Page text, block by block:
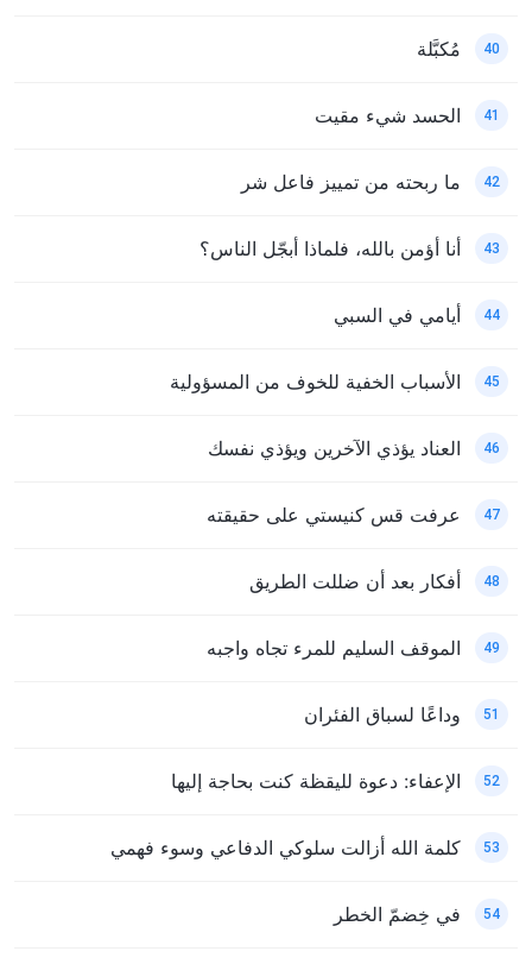
40 مُكبَّلة
41 الحسد شيء مقيت
42 ما ربحته من تمييز فاعل شر
43 أنا أؤمن بالله، فلماذا أبجّل الناس؟
44 أيامي في السبي
45 الأسباب الخفية للخوف من المسؤولية
46 العناد يؤذي الآخرين ويؤذي نفسك
47 عرفت قس كنيستي على حقيقته
48 أفكار بعد أن ضللت الطريق
49 الموقف السليم للمرء تجاه واجبه
51 وداعًا لسباق الفئران
52 الإعفاء: دعوة لليقظة كنت بحاجة إليها
53 كلمة الله أزالت سلوكي الدفاعي وسوء فهمي
54 في خِضمّ الخطر